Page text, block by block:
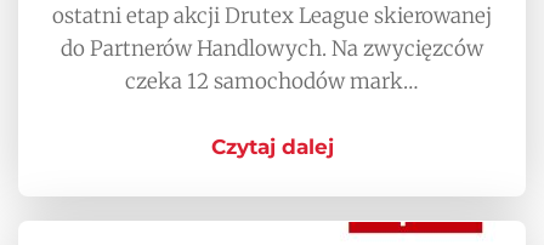
ostatni etap akcji Drutex League skierowanej
do Partnerów Handlowych. Na zwycięzców
czeka 12 samochodów mark…
Czytaj dalej